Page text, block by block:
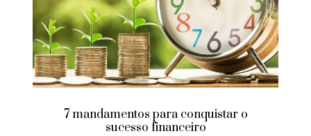
7 mandamentos para conquistar o
sucesso financeiro